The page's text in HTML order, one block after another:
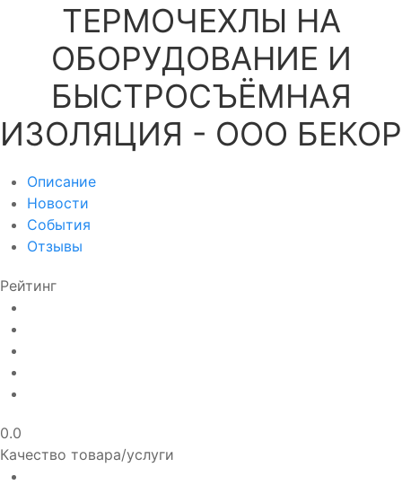
ТЕРМОЧЕХЛЫ НА
ОБОРУДОВАНИЕ И
БЫСТРОСЪЁМНАЯ
ИЗОЛЯЦИЯ - ООО БЕКОР
Описание
Новости
События
Отзывы
Рейтинг
0.0
Качество товара/услуги